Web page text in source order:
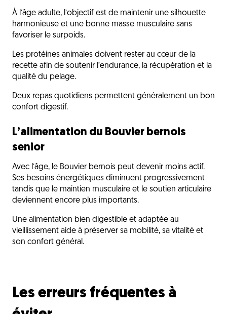
À l’âge adulte, l’objectif est de maintenir une silhouette
harmonieuse et une bonne masse musculaire sans
favoriser le surpoids.
Les protéines animales doivent rester au cœur de la
recette afin de soutenir l’endurance, la récupération et la
qualité du pelage.
Deux repas quotidiens permettent généralement un bon
confort digestif.
L’alimentation du Bouvier bernois
senior
Avec l’âge, le Bouvier bernois peut devenir moins actif.
Ses besoins énergétiques diminuent progressivement
tandis que le maintien musculaire et le soutien articulaire
deviennent encore plus importants.
Une alimentation bien digestible et adaptée au
vieillissement aide à préserver sa mobilité, sa vitalité et
son confort général.
Les erreurs fréquentes à